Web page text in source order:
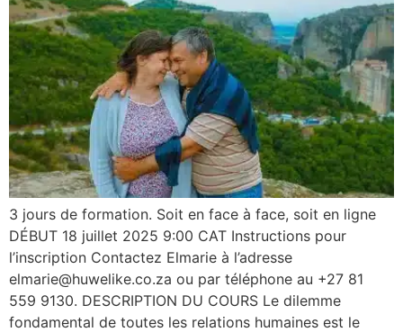
3 jours de formation. Soit en face à face, soit en ligne
DÉBUT 18 juillet 2025 9:00 CAT Instructions pour
l’inscription Contactez Elmarie à l’adresse
elmarie@huwelike.co.za ou par téléphone au +27 81
559 9130. DESCRIPTION DU COURS Le dilemme
fondamental de toutes les relations humaines est le